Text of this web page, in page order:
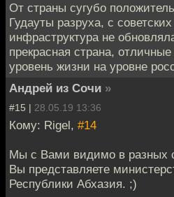
От страны сугубо
Гудауты разруха, с
инфраструктура не
прекрасная страна,
уровень жизни на уровне
Андрей из Сочи »
#15 | 28.05.19 13:36
Кому: Rigel, #14
Мы с Вами видимо в разных
Вы представляете
Республики Абхазия. ;)